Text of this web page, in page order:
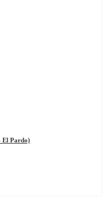
El Pardo)